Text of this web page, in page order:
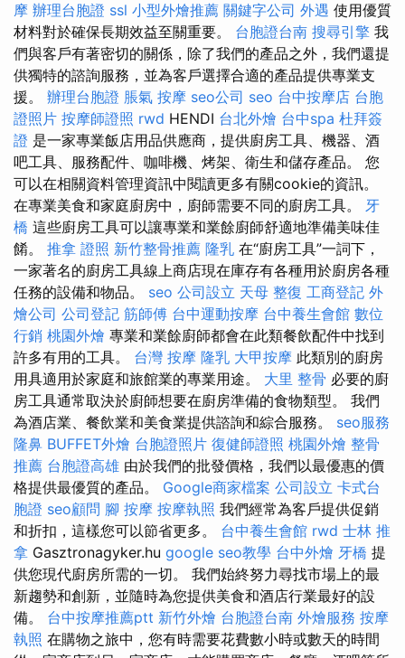
摩 辦理台胞證 ssl 小型外燴推薦 關鍵字公司 外遇 使用優質
材料對於確保長期效益至關重要。 台胞證台南 搜尋引擎 我
們與客戶有著密切的關係，除了我們的產品之外，我們還提
供獨特的諮詢服務，並為客戶選擇合適的產品提供專業支
援。 辦理台胞證 脹氣 按摩 seo公司 seo 台中按摩店 台胞
證照片 按摩師證照 rwd HENDI 台北外燴 台中spa 杜拜簽
證 是一家專業飯店用品供應商，提供廚房工具、機器、酒
吧工具、服務配件、咖啡機、烤架、衛生和儲存產品。 您
可以在相關資料管理資訊中閱讀更多有關cookie的資訊。
在專業美食和家庭廚房中，廚師需要不同的廚房工具。 牙
橋 這些廚房工具可以讓專業和業餘廚師舒適地準備美味佳
餚。 推拿 證照 新竹整骨推薦 隆乳 在“廚房工具”一詞下，
一家著名的廚房工具線上商店現在庫存有各種用於廚房各種
任務的設備和物品。 seo 公司設立 天母 整復 工商登記 外
燴公司 公司登記 筋師傅 台中運動按摩 台中養生會館 數位
行銷 桃園外燴 專業和業餘廚師都會在此類餐飲配件中找到
許多有用的工具。 台灣 按摩 隆乳 大甲按摩 此類別的廚房
用具適用於家庭和旅館業的專業用途。 大里 整骨 必要的廚
房工具通常取決於廚師想要在廚房準備的食物類型。 我們
為酒店業、餐飲業和美食業提供諮詢和綜合服務。 seo服務
隆鼻 BUFFET外燴 台胞證照片 復健師證照 桃園外燴 整骨
推薦 台胞證高雄 由於我們的批發價格，我們以最優惠的價
格提供最優質的產品。 Google商家檔案 公司設立 卡式台
胞證 seo顧問 腳 按摩 按摩執照 我們經常為客戶提供促銷
和折扣，這樣您可以節省更多。 台中養生會館 rwd 士林 推
拿 Gasztronagyker.hu google seo教學 台中外燴 牙橋 提
供您現代廚房所需的一切。 我們始終努力尋找市場上的最
新趨勢和創新，並隨時為您提供美食和酒店行業最好的設
備。 台中按摩推薦ptt 新竹外燴 台胞證台南 外燴服務 按摩
執照 在購物之旅中，您有時需要花費數小時或數天的時間